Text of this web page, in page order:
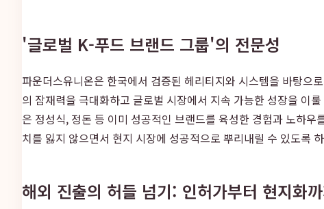
'글로벌 K-푸드 브랜드 그룹'의 전문성
파운더스유니온은 한국에서 검증된 헤리티지와 시스템을 바탕으
의 잠재력을 극대화하고 글로벌 시장에서 지속 가능한 성장을 이
은 정성식, 정돈 등 이미 성공적인 브랜드를 육성한 경험과 노하
치를 잃지 않으면서 현지 시장에 성공적으로 뿌리내릴 수 있도록
해외 진출의 허들 넘기: 인허가부터 현지화